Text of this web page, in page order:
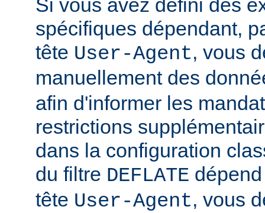
spécifiques dépendant,
tête User-Agent, vous
manuellement des
afin d'informer les
restrictions
dans la configuration
du filtre DEFLATE
tête User-Agent, vous